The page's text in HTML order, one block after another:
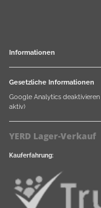
Informationen
Gesetzliche Informationen
Google Analytics deaktivieren
aktiv)
YERD Lager-Verkauf
Kauferfahrung: